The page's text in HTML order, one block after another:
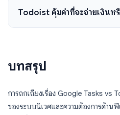
Todoist คุ้มค่าที่จะจ่ายเงินห
บทสรุป
การถกเถียงเรื่อง Google Tasks vs
ของระบบนิเวศและความต้องการด้านฟี